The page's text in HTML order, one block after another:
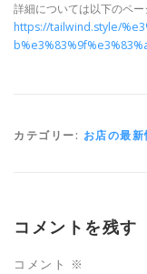
詳細については以下のペー
https://tailwind.style/
カテゴリー: お店の最新
コメントを残す
コメント ※